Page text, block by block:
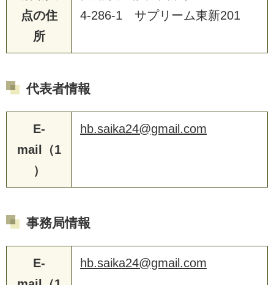
点の住
所
4-286-1 サプリーム東新201
代表者情報
E-
mail（1
）
hb.saika24@gmail.com
事務局情報
E-
hb.saika24@gmail.com